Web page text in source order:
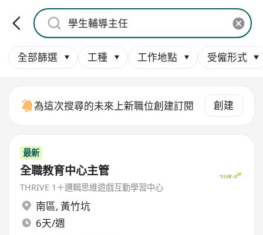
全部篩選 工種 工作地點 受僱形式
為這次搜尋的未來上新職位創建訂閱 創建
最新
全職教育中心主管
THRIVE 1＋邏輯思維遊戲互動學習中心
南區, 黃竹坑
6天/週